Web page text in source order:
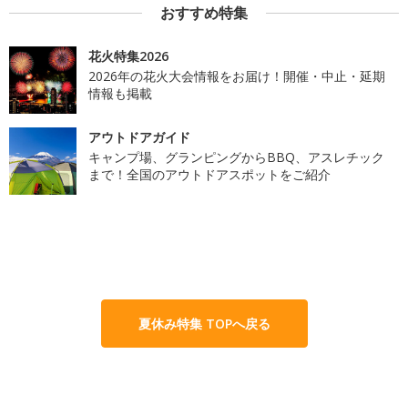
おすすめ特集
花火特集2026
2026年の花火大会情報をお届け！開催・中止・延期
情報も掲載
アウトドアガイド
キャンプ場、グランピングからBBQ、アスレチック
まで！全国のアウトドアスポットをご紹介
夏休み特集 TOPへ戻る